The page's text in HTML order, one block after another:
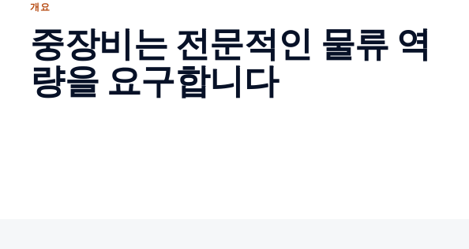
개요
중장비는 전문적인 물류 역
량을 요구합니다